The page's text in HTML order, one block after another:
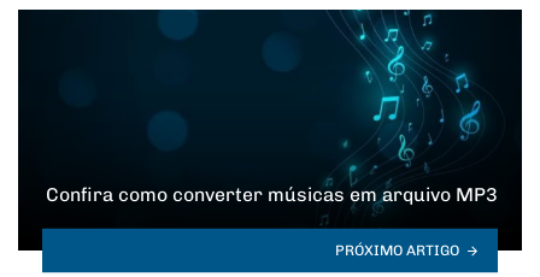
Confira como converter músicas em arquivo MP3
PRÓXIMO ARTIGO